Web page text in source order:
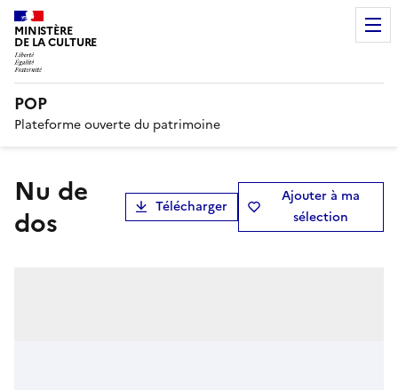
MINISTÈRE
DE LA CULTURE
POP
Plateforme ouverte du patrimoine
Nu de
dos
Télécharger
Ajouter à ma
sélection